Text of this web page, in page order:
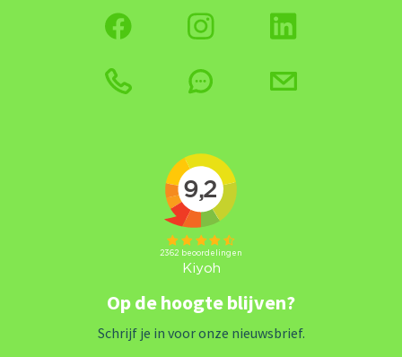
Op de hoogte blijven?
Schrijf je in voor onze nieuwsbrief.